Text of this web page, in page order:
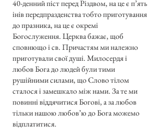
40-денний піст перед Різдвом, на це є п’ять
інів передпразденства тобто приготування
до празника, на це є окремі
Богослуження. Церква бажає, щоб
сповнющо і св. Причастям ми належно
приготували свої душі. Милосердя і
любов Бога до людей були тими
рушійними силами, що Слово тілом
сталося і замешкало між нами. За те ми
повинні віддячитися Богові, а за любов
тільки нашою любов’ю до Бога можемо
відплатитися.